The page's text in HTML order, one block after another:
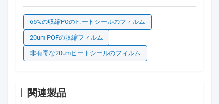
65%の収縮POのヒートシールのフィルム
20um POFの収縮フィルム
非有毒な20umヒートシールのフィルム
関連製品